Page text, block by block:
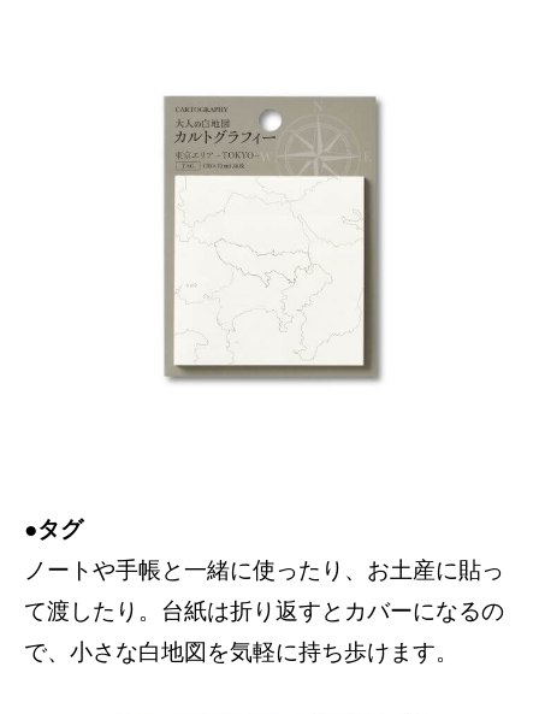
●タグ
ノートや手帳と一緒に使ったり、お土産に貼っ
て渡したり。台紙は折り返すとカバーになるの
で、小さな白地図を気軽に持ち歩けます。